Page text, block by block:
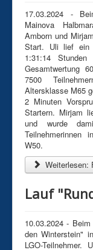
Statistik
Fotogalerie
Training
Kontakt
Mitgliedschaft
Aktuelle Seite:
17.03.2024 -
Mainova
Amborn und
Start. Uli lief ein
1:31:14
Gesamtwertung
7500
Altersklasse M65
2 Minuten
Startern. Mirjam
und wurde
Teilnehmerinnen
W50.
Weiterlesen:
Lauf
10.03.2024 -
den Winterstein"
LGO-Teilnehmer.